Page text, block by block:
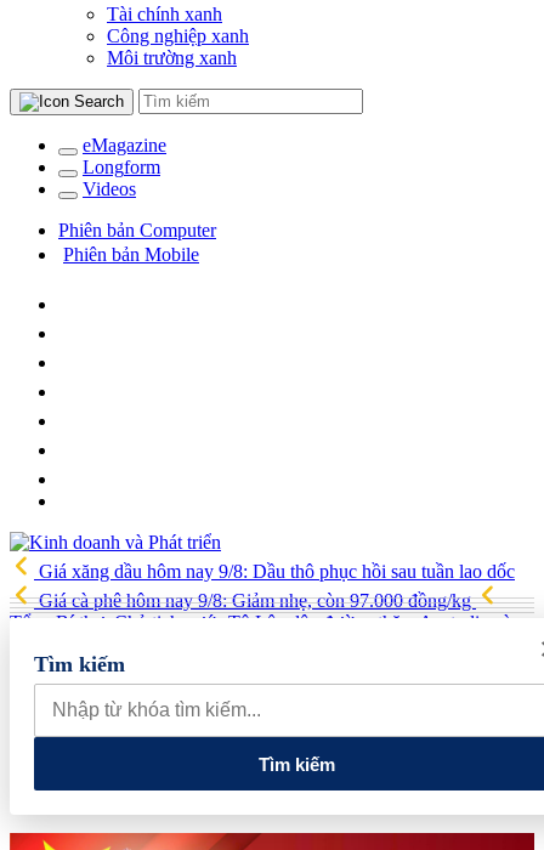
Tài chính xanh
Công nghiệp xanh
Môi trường xanh
eMagazine
Longform
Videos
Phiên bản Computer
Phiên bản Mobile
Giá xăng dầu hôm nay 9/8: Dầu thô phục hồi sau tuần lao dốc
Giá cà phê hôm nay 9/8: Giảm nhẹ, còn 97.000 đồng/kg
Tổng Bí thư, Chủ tịch nước Tô Lâm lên đường thăm Australia và
New Zealand
quan đến lĩnh vực tài chính, ngân hàng
Xử lý đến cùng các
vướng mắc, không đẩy doanh nghiệp đi vòng
Tìm kiếm
Tìm kiếm